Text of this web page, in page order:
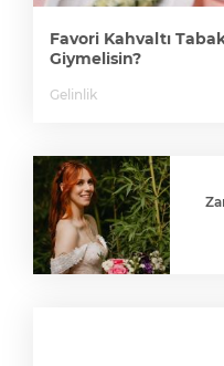
Favori Kahvaltı
Giymelisin?
Gelinlik